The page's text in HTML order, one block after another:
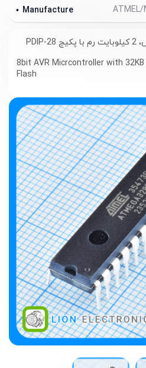
Manufacture
8bit AVR Micrcontroller with
Flash